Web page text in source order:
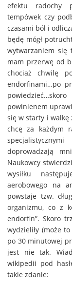
efektu radochy
tempówek czy
czasami ból i
będę mógł
wytwarzaniem się
mam przerwę od
chociaż chwilę
endorfinami…po
powinienem
się w starty i walkę
chcę za każdym
doprowadzają
Naukowcy
wysiłku
aerobowego na
powstaje tzw.
organizmu, co z
endorfin”. Skoro
wydzieliły (może
po 30 minutowej
jest nie tak.
wikipedii pod
takie zdanie: